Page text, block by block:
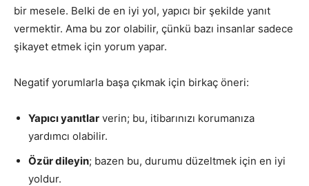
bir mesele. Belki de en iyi yol, yapıcı bir şekilde yanıt
vermektir. Ama bu zor olabilir, çünkü bazı insanlar sadece
şikayet etmek için yorum yapar.
Negatif yorumlarla başa çıkmak için birkaç öneri:
Yapıcı yanıtlar verin; bu, itibarınızı korumanıza
yardımcı olabilir.
Özür dileyin; bazen bu, durumu düzeltmek için en iyi
yoldur.